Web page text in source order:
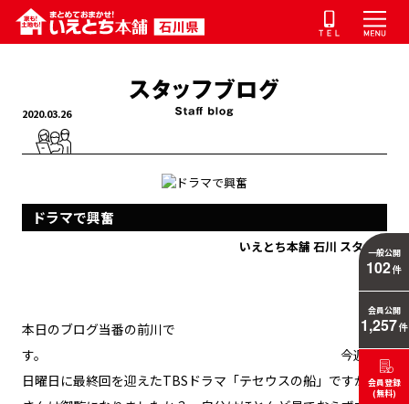
2020.03.26
ドラマで興奮
いえとち本舗 石川 スタッフ
本日のブログ当番の前川で
す。 今週の
日曜日に最終回を迎えたTBSドラマ「テセウスの船」ですが皆
一般公開
102件
会員公開
1,257件
会員登録
(無料)